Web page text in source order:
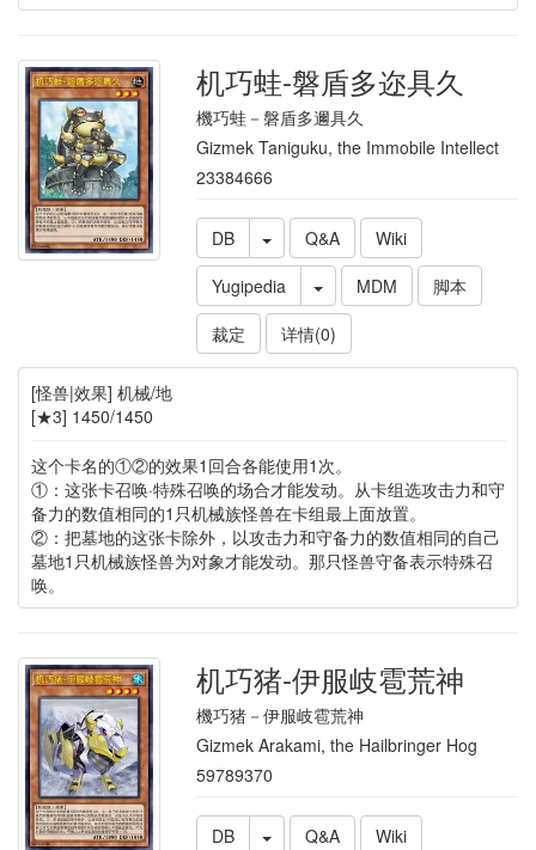
机巧蛙-磐盾多迩具久
機巧蛙－磐盾多邇具久
Gizmek Taniguku, the Immobile Intellect
23384666
DB Q&A
Wiki
Yugipedia
MDM
脚本
裁定
详情(0)
[怪兽|效果] 机械/地
[★3] 1450/1450
这个卡名的①②的效果1回合各能使用1次。
①：这张卡召唤·特殊召唤的场合才能发动。从卡组选攻击力和守
备力的数值相同的1只机械族怪兽在卡组最上面放置。
②：把墓地的这张卡除外，以攻击力和守备力的数值相同的自己
墓地1只机械族怪兽为对象才能发动。那只怪兽守备表示特殊召
唤。
机巧猪-伊服岐雹荒神
機巧猪－伊服岐雹荒神
Gizmek Arakami, the Hailbringer Hog
59789370
DB Q&A
Wiki